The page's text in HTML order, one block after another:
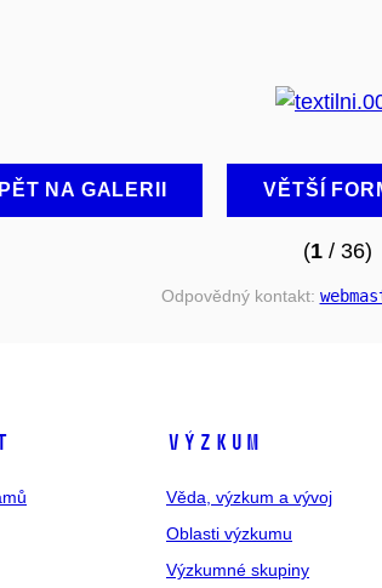
NA GALERII VĚTŠÍ
(1/ 36)
Odpovědný kontakt:
VÝZKUM
Věda, výzkum a vývoj
Oblasti výzkumu
Výzkumné skupiny